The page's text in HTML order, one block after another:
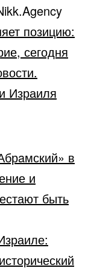
позицию:
сегодня
Израиля
в
и
быть